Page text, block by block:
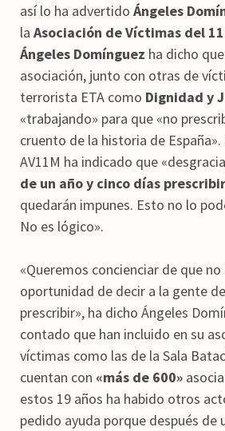
así lo ha advertido Ángeles
la Asociación de Víctimas del
Ángeles Domínguez ha dicho
asociación, junto con otras de
terrorista ETA como Dignidad y
«trabajando» para que «no
cruento de la historia de
AV11M ha indicado que
de un año y cinco días
quedarán impunes. Esto no lo
No es lógico».
«Queremos concienciar de que
oportunidad de decir a la gente
prescribir», ha dicho Ángeles
contado que han incluido en su
víctimas como las de la Sala
cuentan con «más de 600»
estos 19 años ha habido otros
pedido ayuda porque después de